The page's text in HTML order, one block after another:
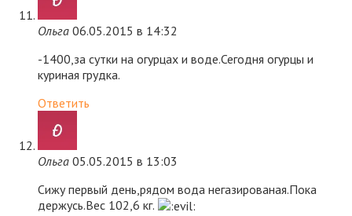
Ольга 06.05.2015 в 14:32
-1400,за сутки на огурцах и воде.Сегодня огурцы и
куриная грудка.
Ответить
Ольга 05.05.2015 в 13:03
Сижу первый день,рядом вода негазированая.Пока
держусь.Вес 102,6 кг.